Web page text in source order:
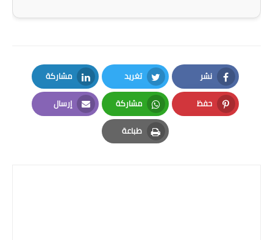
نشر
Facebook
تغريد
Twitter
مشاركة
LinkedIn
حفظ
Pinterest
مشاركة
Whatsapp
إرسال
Email
طباعة
Print